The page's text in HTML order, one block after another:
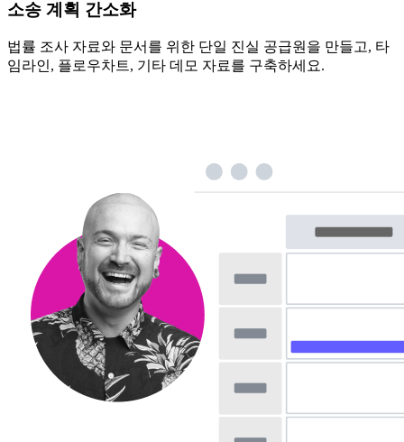
소송 계획 간소화
법률 조사 자료와 문서를 위한 단일 진실 공급원을 만들고, 타
임라인, 플로우차트, 기타 데모 자료를 구축하세요.